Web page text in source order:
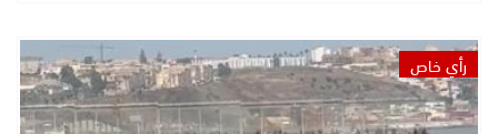
رأي خاص